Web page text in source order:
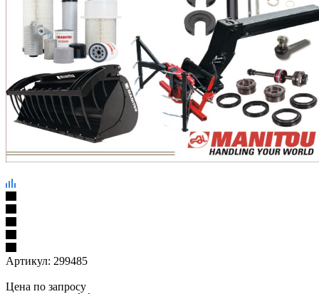
Артикул: 299485
Цена по запросу